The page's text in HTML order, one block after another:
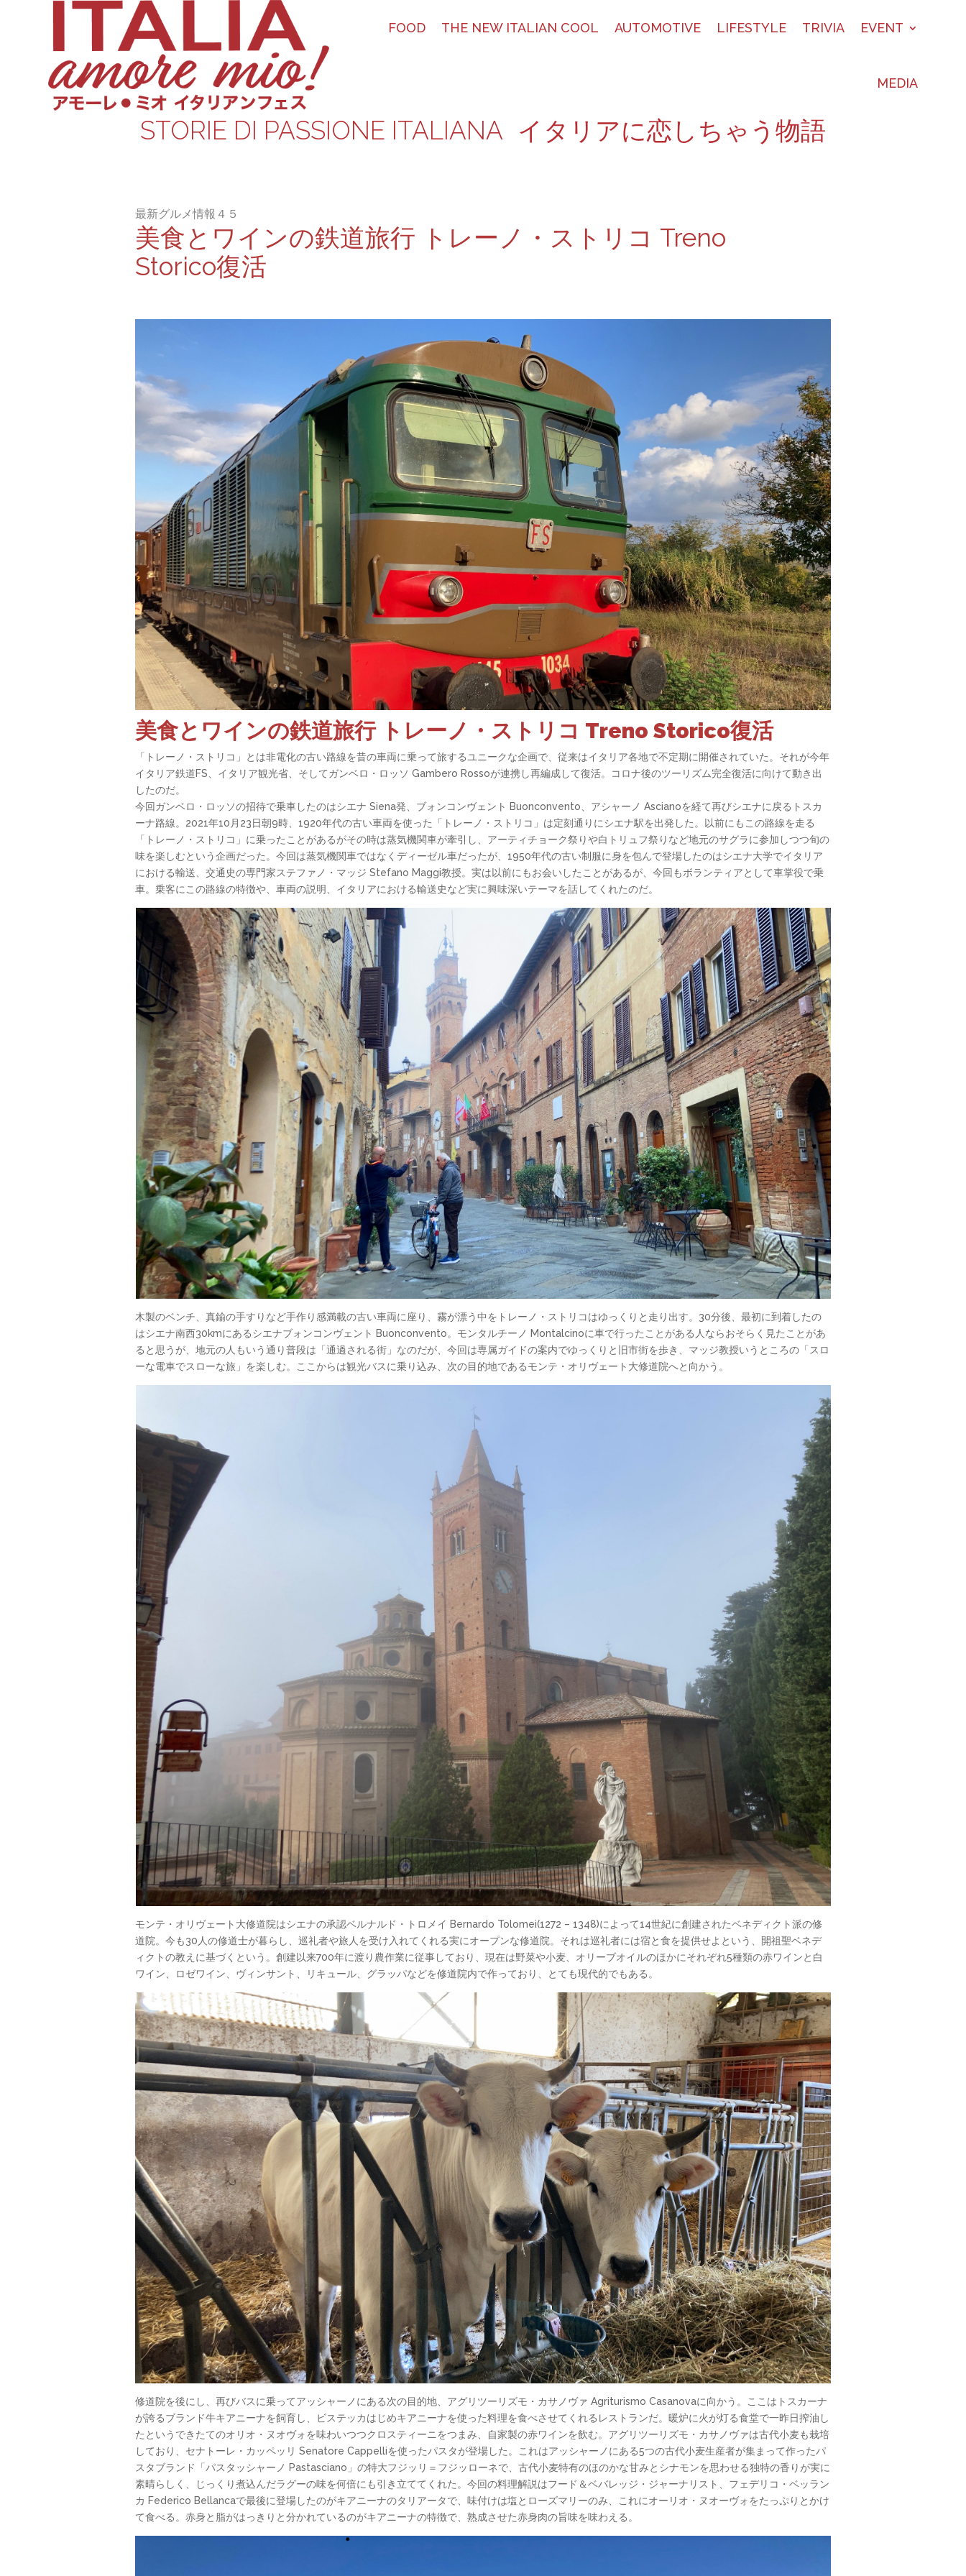
FOOD THE NEW ITALIAN COOL AUTOMOTIVE LIFESTYLE TRIVIA EVENT
MEDIA
STORIE DI PASSIONE ITALIANA イタリアに恋しちゃう物語
最新グルメ情報４５
美食とワインの鉄道旅行 トレーノ・ストリコ Treno
Storico復活
美食とワインの鉄道旅行 トレーノ・ストリコ Treno Storico復活
「トレーノ・ストリコ」とは非電化の古い路線を昔の車両に乗って旅するユニークな企画で、従来はイタリア各地で不定期に開催されていた。それが今年
イタリア鉄道FS、イタリア観光省、そしてガンベロ・ロッソ Gambero Rossoが連携し再編成して復活。コロナ後のツーリズム完全復活に向けて動き出
したのだ。
今回ガンベロ・ロッソの招待で乗車したのはシエナ Siena発、ブォンコンヴェント Buonconvento、アシャーノ Ascianoを経て再びシエナに戻るトスカ
ーナ路線。2021年10月23日朝9時、1920年代の古い車両を使った「トレーノ・ストリコ」は定刻通りにシエナ駅を出発した。以前にもこの路線を走る
「トレーノ・ストリコ」に乗ったことがあるがその時は蒸気機関車が牽引し、アーティチョーク祭りや白トリュフ祭りなど地元のサグラに参加しつつ旬の
味を楽しむという企画だった。今回は蒸気機関車ではなくディーゼル車だったが、1950年代の古い制服に身を包んで登場したのはシエナ大学でイタリア
における輸送、交通史の専門家ステファノ・マッジ Stefano Maggi教授。実は以前にもお会いしたことがあるが、今回もボランティアとして車掌役で乗
車。乗客にこの路線の特徴や、車両の説明、イタリアにおける輸送史など実に興味深いテーマを話してくれたのだ。
木製のベンチ、真鍮の手すりなど手作り感満載の古い車両に座り、霧が漂う中をトレーノ・ストリコはゆっくりと走り出す。30分後、最初に到着したの
はシエナ南西30kmにあるシエナブォンコンヴェント Buonconvento。モンタルチーノ Montalcinoに車で行ったことがある人ならおそらく見たことがあ
ると思うが、地元の人もいう通り普段は「通過される街」なのだが、今回は専属ガイドの案内でゆっくりと旧市街を歩き、マッジ教授いうところの「スロ
ーな電車でスローな旅」を楽しむ。ここからは観光バスに乗り込み、次の目的地であるモンテ・オリヴェート大修道院へと向かう。
モンテ・オリヴェート大修道院はシエナの承認ベルナルド・トロメイ Bernardo Tolomei(1272 – 1348)によって14世紀に創建されたベネディクト派の修
道院。今も30人の修道士が暮らし、巡礼者や旅人を受け入れてくれる実にオープンな修道院。それは巡礼者には宿と食を提供せよという、開祖聖ベネデ
ィクトの教えに基づくという。創建以来700年に渡り農作業に従事しており、現在は野菜や小麦、オリーブオイルのほかにそれぞれ5種類の赤ワインと白
ワイン、ロゼワイン、ヴィンサント、リキュール、グラッパなどを修道院内で作っており、とても現代的でもある。
修道院を後にし、再びバスに乗ってアッシャーノにある次の目的地、アグリツーリズモ・カサノヴァ Agriturismo Casanovaに向かう。ここはトスカーナ
が誇るブランド牛キアニーナを飼育し、ビステッカはじめキアニーナを使った料理を食べさせてくれるレストランだ。暖炉に火が灯る食堂で一昨日搾油し
たというできたてのオリオ・ヌオヴォを味わいつつクロスティーニをつまみ、自家製の赤ワインを飲む。アグリツーリズモ・カサノヴァは古代小麦も栽培
しており、セナトーレ・カッペッリ Senatore Cappelliを使ったパスタが登場した。これはアッシャーノにある5つの古代小麦生産者が集まって作ったパ
スタブランド「パスタッシャーノ Pastasciano」の特大フジッリ＝フジッローネで、古代小麦特有のほのかな甘みとシナモンを思わせる独特の香りが実に
素晴らしく、じっくり煮込んだラグーの味を何倍にも引き立ててくれた。今回の料理解説はフード＆ベバレッジ・ジャーナリスト、フェデリコ・ベッラン
カ Federico Bellancaで最後に登場したのがキアニーナのタリアータで、味付けは塩とローズマリーのみ、これにオーリオ・ヌオーヴォをたっぷりとかけ
て食べる。赤身と脂がはっきりと分かれているのがキアニーナの特徴で、熟成させた赤身肉の旨味を味わえる。